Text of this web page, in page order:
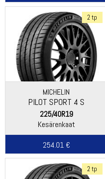
2 tp
MICHELIN
PILOT SPORT 4 S
225/40R19
Kesärenkaat
254.01 €
2 tp